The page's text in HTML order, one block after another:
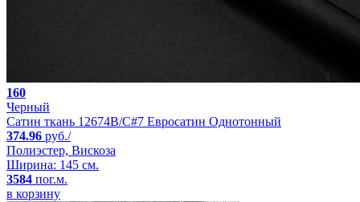
160
Черный
Сатин ткань 12674B/C#7 Евросатин Однотонный
374.96 руб./
Полиэстер, Вискоза
Ширина: 145 см.
3584 пог.м.
в корзину